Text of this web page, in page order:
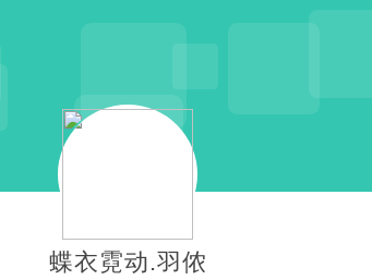
蝶衣霓动.羽侬